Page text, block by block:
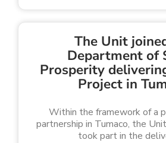
The Unit
Department of
Prosperity
Project in
Within the framework of a
partnership in Tumaco, the
took part in the